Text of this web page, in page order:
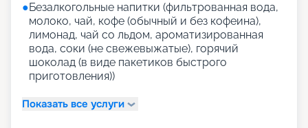
●Безалкогольные напитки (фильтрованная вода,
молоко, чай, кофе (обычный и без кофеина),
лимонад, чай со льдом, ароматизированная
вода, соки (не свежевыжатые), горячий
шоколад (в виде пакетиков быстрого
приготовления))
Показать все услуги